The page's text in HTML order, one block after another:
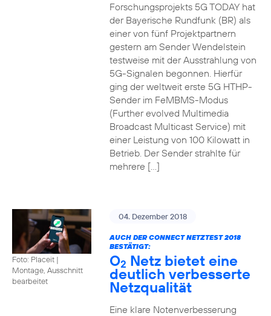
Forschungsprojekts 5G TODAY hat
der Bayerische Rundfunk (BR) als
einer von fünf Projektpartnern
gestern am Sender Wendelstein
testweise mit der Ausstrahlung von
5G-Signalen begonnen. Hierfür
ging der weltweit erste 5G HTHP-
Sender im FeMBMS-Modus
(Further evolved Multimedia
Broadcast Multicast Service) mit
einer Leistung von 100 Kilowatt in
Betrieb. Der Sender strahlte für
mehrere […]
Foto: Placeit |
Montage, Ausschnitt
bearbeitet
04. Dezember 2018
AUCH DER CONNECT NETZTEST 2018
BESTÄTIGT:
O2 Netz bietet eine
deutlich verbesserte
Netzqualität
Eine klare Notenverbesserung